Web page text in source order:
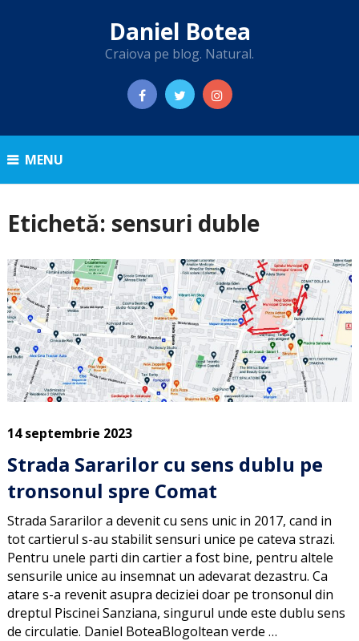
Daniel Botea
Craiova pe blog. Natural.
MENU
Etichetă: sensuri duble
14 septembrie 2023
Strada Sararilor cu sens dublu pe
tronsonul spre Comat
Strada Sararilor a devenit cu sens unic in 2017, cand in
tot cartierul s-au stabilit sensuri unice pe cateva strazi.
Pentru unele parti din cartier a fost bine, pentru altele
sensurile unice au insemnat un adevarat dezastru. Ca
atare s-a revenit asupra deciziei doar pe tronsonul din
dreptul Piscinei Sanziana, singurul unde este dublu sens
de circulatie. Daniel BoteaBlogoltean verde …